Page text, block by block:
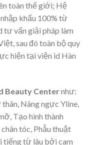
toàn thế giới; Hệ
khẩu 100% từ
tư vấn giải pháp làm
sau đó toàn bộ quy
hiện tại viện id Hàn
Beauty Centernhư:
Nâng ngực Yline,
Tạo hình thành
tóc, Phẫu thuật
tiếng từ lâu bởi cam